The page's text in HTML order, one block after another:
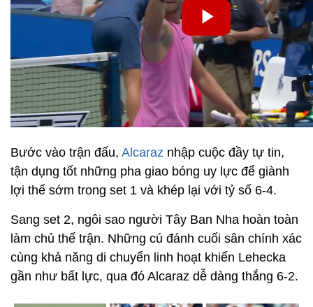
Bước vào trận đấu, Alcaraz nhập cuộc đầy tự tin,
tận dụng tốt những pha giao bóng uy lực để giành
lợi thế sớm trong set 1 và khép lại với tỷ số 6-4.
Sang set 2, ngôi sao người Tây Ban Nha hoàn toàn
làm chủ thế trận. Những cú đánh cuối sân chính xác
cùng khả năng di chuyển linh hoạt khiến Lehecka
gần như bất lực, qua đó Alcaraz dễ dàng thắng 6-2.